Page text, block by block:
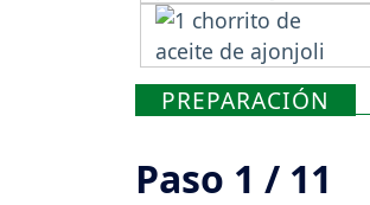
PREPARACIÓN
Paso 1 / 11